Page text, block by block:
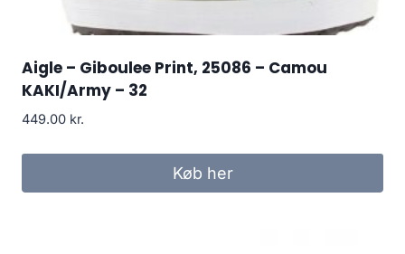
Aigle – Giboulee Print, 25086 – Camou
KAKI/Army – 32
449.00 kr.
Køb her